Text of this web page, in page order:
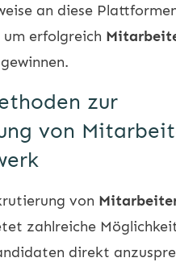
an diese
erfolgreich
zur
von
von
zahlreiche
direkt